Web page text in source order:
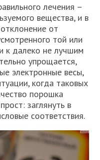
лечения –
вещества, и в
от
той или
к далеко не лучшим
упрощается,
электронные весы,
когда таковых
порошка
заглянуть в
соответствия.